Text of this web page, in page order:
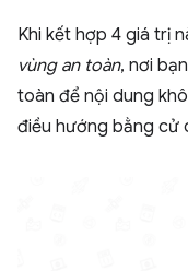
Khi kết hợp 4 giá trị
vùng an toàn, nơi
toàn để nội dung
điều hướng bằng cử